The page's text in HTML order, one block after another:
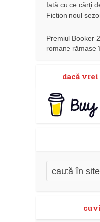
Iată cu ce cărţi
Fiction noul
Premiul Booker
romane rămase
dacă